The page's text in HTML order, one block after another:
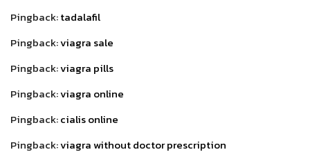
Pingback:tadalafil
Pingback:viagra sale
Pingback:viagra pills
Pingback:viagra online
Pingback:cialis online
Pingback:viagra without doctor prescription